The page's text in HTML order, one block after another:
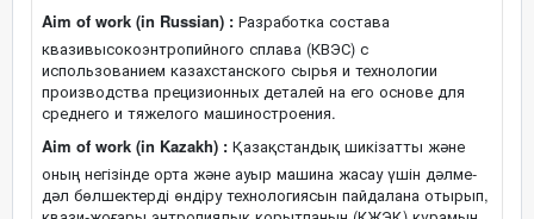
Aim of work (in Russian) : Разработка состава
квазивысокоэнтропийного сплава (КВЭС) с
использованием казахстанского сырья и технологии
производства прецизионных деталей на его основе для
среднего и тяжелого машиностроения.
Aim of work (in Kazakh) : Қазақстандық шикізатты және
оның негізінде орта және ауыр машина жасау үшін дәлме-
дәл бөлшектерді өндіру технологиясын пайдалана отырып,